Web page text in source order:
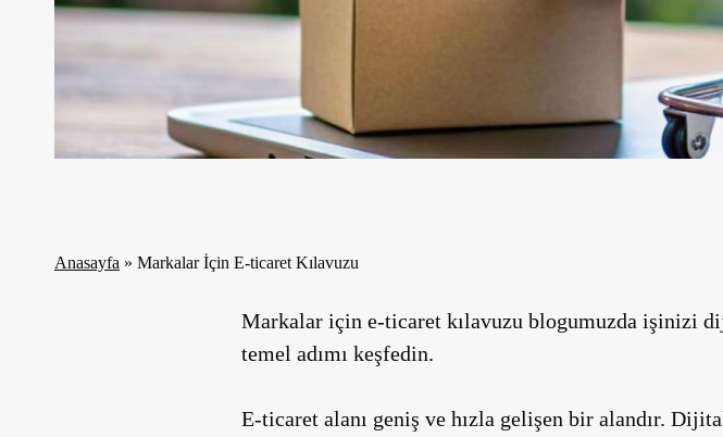
Anasayfa » Markalar İçin E-ticaret Kılavuzu
Markalar için e-ticaret kılavuzu blogumuzda işinizi
temel adımı keşfedin.
E-ticaret alanı geniş ve hızla gelişen bir alandır.